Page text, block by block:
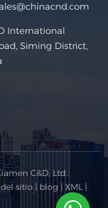
International
Siming District,
C&D, Ltd..
sitio | blog | XML |